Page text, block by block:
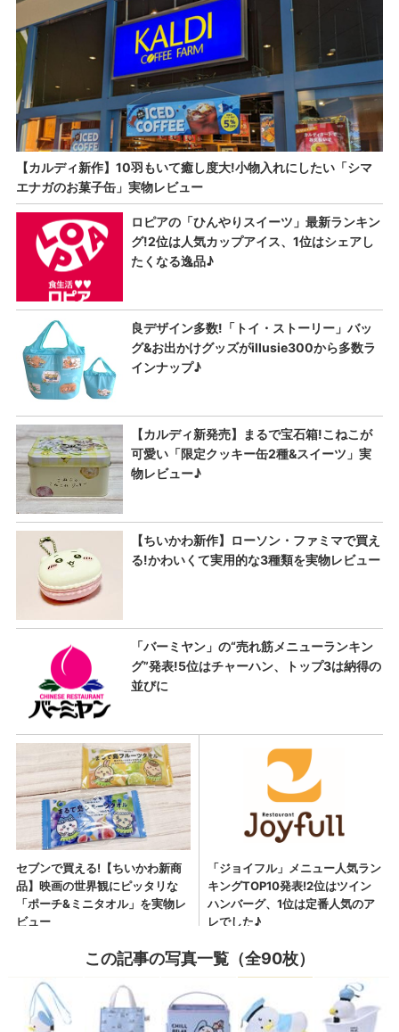
この記事の写真一覧（全90枚）